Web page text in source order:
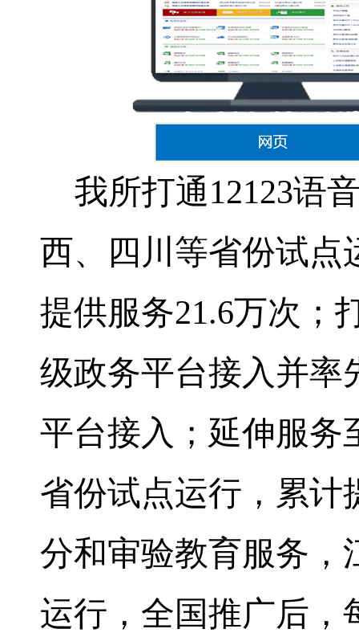
我所打通12123语
西、四川等省份试点
提供服务21.6万次；
级政务平台接入并率
平台接入；延伸服务
省份试点运行，累计
分和审验教育服务，
运行，全国推广后，